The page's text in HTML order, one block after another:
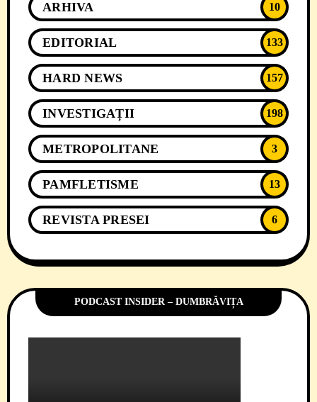
ARHIVA 10
EDITORIAL 133
HARD NEWS 157
INVESTIGAȚII 198
METROPOLITANE 3
PAMFLETISME 13
REVISTA PRESEI 6
PODCAST INSIDER – DUMBRĂVIȚA